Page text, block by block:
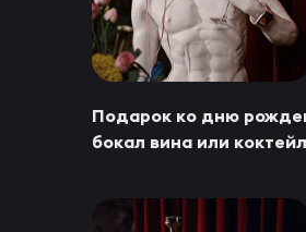
Подарок ко дню
бокал вина или